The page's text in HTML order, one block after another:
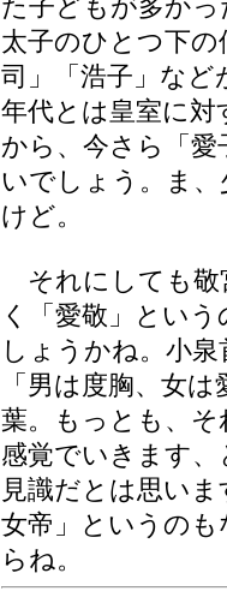
た子どもが多か
太子のひとつ下
司」「浩子」など
年代とは皇室に
から、今さら「
いでしょう。ま
けど。
それにしても敬
く「愛敬」とい
しょうかね。小
「男は度胸、女
葉。もっとも、そ
感覚でいきます
見識だとは思い
女帝」というの
らね。